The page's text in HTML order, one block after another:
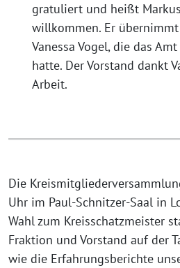
gratuliert und heißt
willkommen. Er
Vanessa Vogel, die das
hatte. Der Vorstand dankt
Arbeit.
Die
Uhr im Paul-Schnitzer-Saal in
Wahl zum Kreisschatzmeister
Fraktion und Vorstand auf der
wie die Erfahrungsberichte